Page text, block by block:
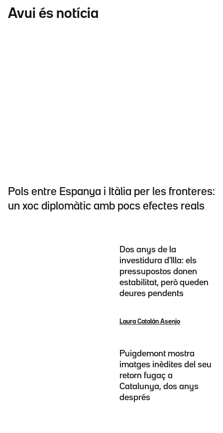
Avui és notícia
Pols entre Espanya i Itàlia per les fronteres:
un xoc diplomàtic amb pocs efectes reals
Dos anys de la
investidura d'Illa: els
pressupostos donen
estabilitat, però queden
deures pendents
Laura Catalán Asenjo
Puigdemont mostra
imatges inèdites del seu
retorn fugaç a
Catalunya, dos anys
després